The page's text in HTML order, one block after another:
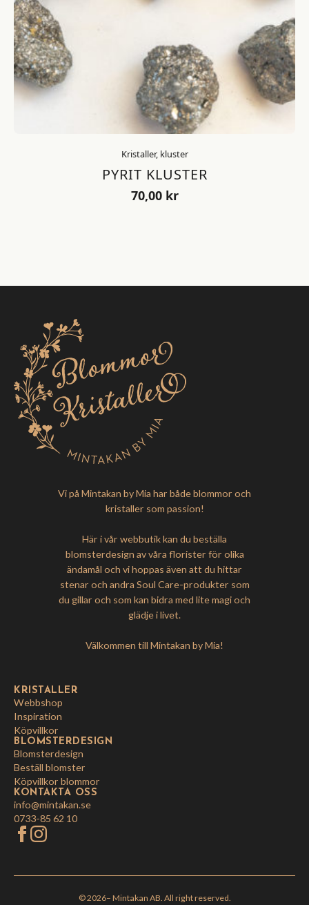
Kristaller, kluster
PYRIT KLUSTER
70,00 kr
Vi på Mintakan by Mia har både blommor och
kristaller som passion!
Här i vår webbutik kan du beställa
blomsterdesign av våra florister för olika
ändamål och vi hoppas även att du hittar
stenar och andra Soul Care-produkter som
du gillar och som kan bidra med lite magi och
glädje i livet.
Välkommen till Mintakan by Mia!
KRISTALLER
Webbshop
Inspiration
Köpvillkor
BLOMSTERDESIGN
Blomsterdesign
Beställ blomster
Köpvillkor blommor
KONTAKTA OSS
info@mintakan.se
0733-85 62 10
© 2026– Mintakan AB. All right reserved.